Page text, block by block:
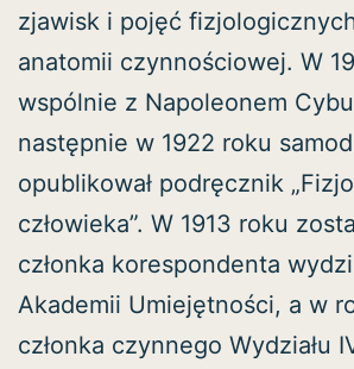
zjawisk i pojęć
anatomii czynnościowej. W
wspólnie z Napoleonem
następnie w 1922 roku
opublikował podręcznik
człowieka”. W 1913 roku
członka korespondenta
Akademii Umiejętności, a w
członka czynnego Wydziału